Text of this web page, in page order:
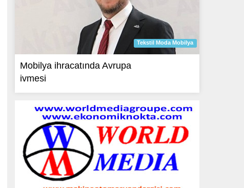
Tekstil Moda Mobilya
Mobilya ihracatında Avrupa
ivmesi